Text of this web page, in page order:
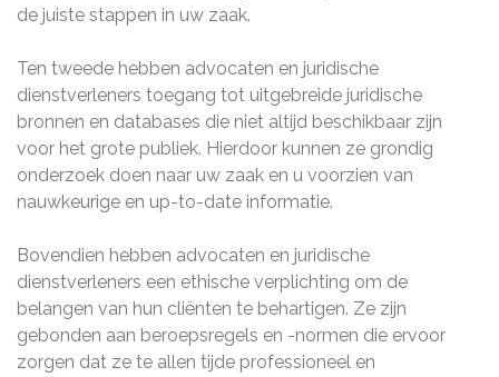
de juiste stappen in uw zaak.
Ten tweede hebben advocaten en juridische
dienstverleners toegang tot uitgebreide juridische
bronnen en databases die niet altijd beschikbaar zijn
voor het grote publiek. Hierdoor kunnen ze grondig
onderzoek doen naar uw zaak en u voorzien van
nauwkeurige en up-to-date informatie.
Bovendien hebben advocaten en juridische
dienstverleners een ethische verplichting om de
belangen van hun cliënten te behartigen. Ze zijn
gebonden aan beroepsregels en -normen die ervoor
zorgen dat ze te allen tijde professioneel en